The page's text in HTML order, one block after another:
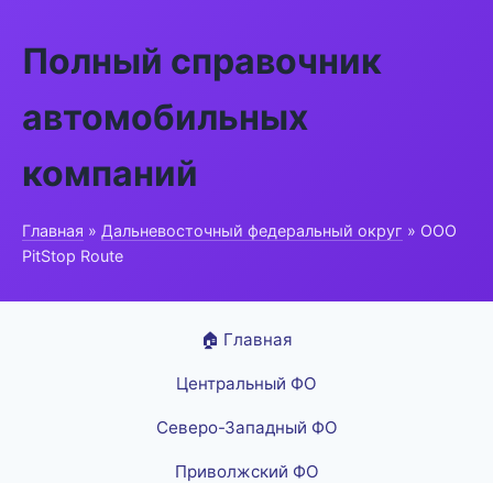
Полный справочник
автомобильных
компаний
Главная » Дальневосточный федеральный округ » ООО
PitStop Route
🏠 Главная
Центральный ФО
Северо-Западный ФО
Приволжский ФО